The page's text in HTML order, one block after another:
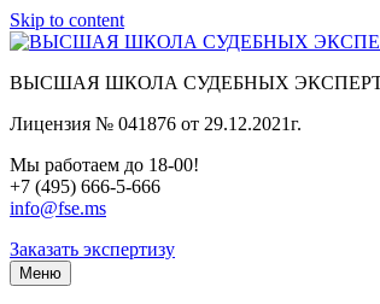
Skip to content
ВЫСШАЯ ШКОЛА СУДЕБНЫХ
Лицензия № 041876 от 29.12.2021г.
Мы работаем до 18-00!
+7 (495) 666-5-666
info@fse.ms
Заказать экспертизу
Меню